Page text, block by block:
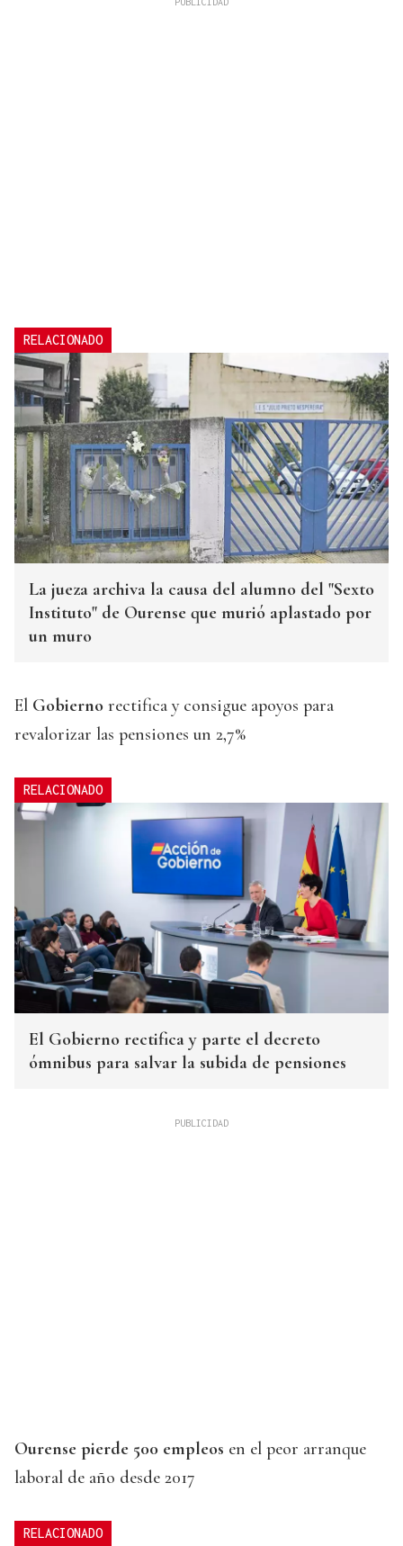
RELACIONADO
La jueza archiva la causa del alumno del "Sexto
Instituto" de Ourense que murió aplastado por
un muro
El Gobierno rectifica y consigue apoyos para
revalorizar las pensiones un 2,7%
RELACIONADO
El Gobierno rectifica y parte el decreto
ómnibus para salvar la subida de pensiones
Ourense pierde 500 empleos en el peor arranque
laboral de año desde 2017
RELACIONADO